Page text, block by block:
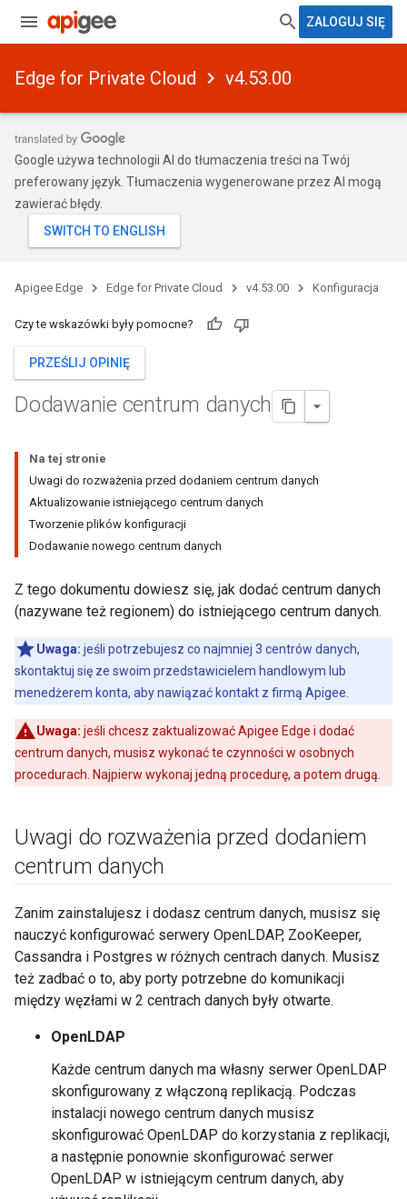
ZALOGUJ SIĘ
Edge for Private Cloud v4.53.00
Google używa technologii AI do tłumaczenia treści na Twój
preferowany język. Tłumaczenia wygenerowane przez AI mogą
zawierać błędy.
Apigee Edge Edge for Private Cloud v4.53.00 Konfiguracja
Czy te wskazówki były pomocne?
PRZEŚLIJ OPINIĘ
Dodawanie centrum danych
Na tej stronie
Uwagi do rozważenia przed dodaniem centrum danych
Aktualizowanie istniejącego centrum danych
Tworzenie plików konfiguracji
Dodawanie nowego centrum danych
Z tego dokumentu dowiesz się, jak dodać centrum danych
(nazywane też regionem) do istniejącego centrum danych.
Uwaga: jeśli potrzebujesz co najmniej 3 centrów danych,
skontaktuj się ze swoim przedstawicielem handlowym lub
menedżerem konta, aby nawiązać kontakt z firmą Apigee.
Uwaga: jeśli chcesz zaktualizować Apigee Edge i dodać
centrum danych, musisz wykonać te czynności w osobnych
procedurach. Najpierw wykonaj jedną procedurę, a potem drugą.
Uwagi do rozważenia przed dodaniem
centrum danych
Zanim zainstalujesz i dodasz centrum danych, musisz się
nauczyć konfigurować serwery OpenLDAP, ZooKeeper,
Cassandra i Postgres w różnych centrach danych. Musisz
też zadbać o to, aby porty potrzebne do komunikacji
między węzłami w 2 centrach danych były otwarte.
OpenLDAP
Każde centrum danych ma własny serwer OpenLDAP
skonfigurowany z włączoną replikacją. Podczas
instalacji nowego centrum danych musisz
skonfigurować OpenLDAP do korzystania z replikacji,
a następnie ponownie skonfigurować serwer
OpenLDAP w istniejącym centrum danych, aby